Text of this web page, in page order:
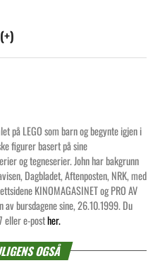
på LEGO som barn og begynte igjen i
figurer basert på sine
og tegneserier. John har bakgrunn
Dagbladet, Aftenposten, NRK, med
KINOMAGASINET og PRO AV
av bursdagene sine, 26.10.1999. Du
eller e-posther.
OGSÅ